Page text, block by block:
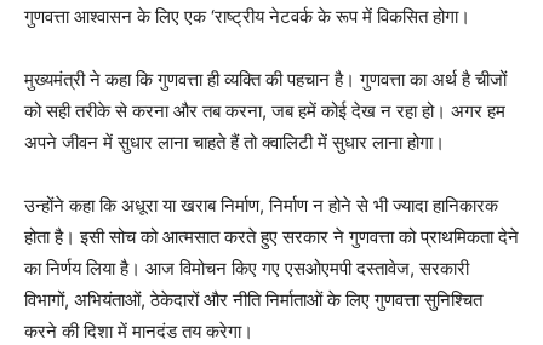
गुणवत्ता आश्वासन के लिए एक ‘राष्ट्रीय नेटवर्क के रूप में विकसित होगा।
मुख्यमंत्री ने कहा कि गुणवत्ता ही व्यक्ति की पहचान है। गुणवत्ता का अर्थ है चीजों
को सही तरीके से करना और तब करना, जब हमें कोई देख न रहा हो। अगर हम
अपने जीवन में सुधार लाना चाहते हैं तो क्वालिटी में सुधार लाना होगा।
उन्होंने कहा कि अधूरा या खराब निर्माण, निर्माण न होने से भी ज्यादा हानिकारक
होता है। इसी सोच को आत्मसात करते हुए सरकार ने गुणवत्ता को प्राथमिकता देने
का निर्णय लिया है। आज विमोचन किए गए एसओएमपी दस्तावेज, सरकारी
विभागों, अभियंताओं, ठेकेदारों और नीति निर्माताओं के लिए गुणवत्ता सुनिश्चित
करने की दिशा में मानदंड तय करेगा।